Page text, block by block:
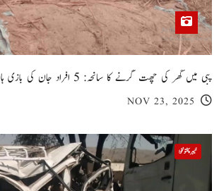
پبی میں گھر کی چھت گرنے کا سانحہ: 5 افراد جان کی بازی ہار گئے، 3 زخمی
NOV 23, 2025
خیبر پختونخوا